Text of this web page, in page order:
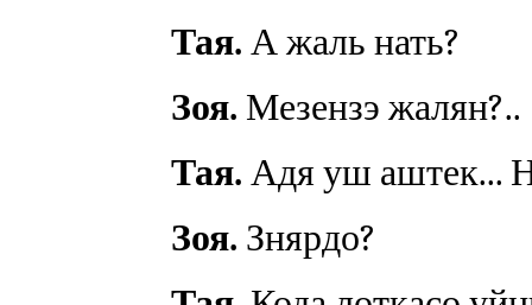
Тая. А жаль нать?
Зоя. Мезензэ жалян?..
Тая. Адя уш аштек...
Зоя. Знярдо?